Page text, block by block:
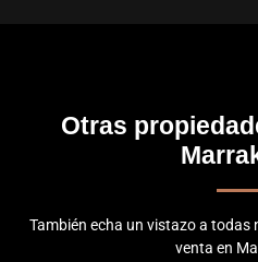
Otras
También echa un vistazo a
venta en